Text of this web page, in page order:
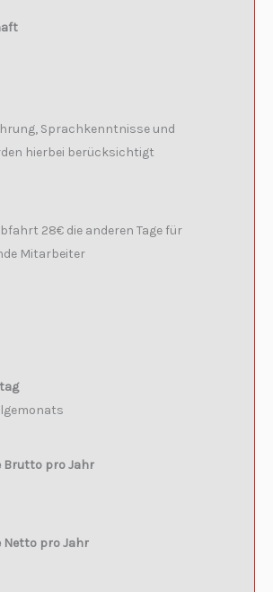
Sprachkenntnisse und
hierbei berücksichtigt
28€ die anderen Tage für
Mitarbeiter
Brutto pro Jahr
Netto pro Jahr